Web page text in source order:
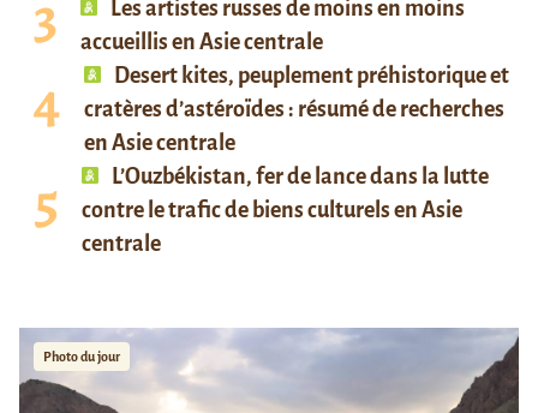
Les artistes russes de moins en moins
accueillis en Asie centrale
Desert kites, peuplement préhistorique et
cratères d’astéroïdes : résumé de recherches
en Asie centrale
L’Ouzbékistan, fer de lance dans la lutte
contre le trafic de biens culturels en Asie
centrale
Photo du jour